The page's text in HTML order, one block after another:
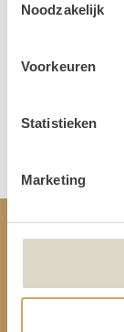
Noodzakelijk
Voorkeuren
Statistieken
Marketing
Disclaimer: Dit product is
CONTACT
Ringkade 4,